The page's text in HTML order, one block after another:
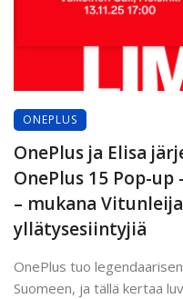
ONEPLUS
OnePlus ja Elisa
OnePlus 15 Pop-
– mukana
yllätysesiintyjiä
OnePlus tuo
Suomeen, ja tällä kertaa